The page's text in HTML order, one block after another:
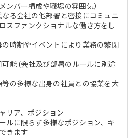
バー構成や職場の雰囲気）
る会社の他部署と密接にコミュニ
スファンクショナルな働き方をし
時期やイベントにより業務の繁閑
能 (会社及び部署のルールに別途
の多様な出身の社員との協業を大
リア、ポジション
ルに限らず多様なポジション、キ
きます